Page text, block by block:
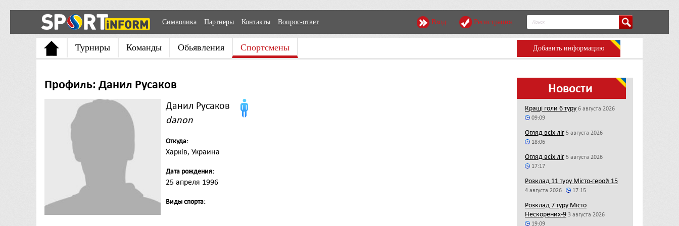
Символика Партнеры Контакты Вопрос-ответ Вход Регистрация
Турниры Команды Обьявления Спортсмены Добавить информацию
Профиль: Данил Русаков
Данил Русаков
danon
Откуда:
Харків, Украина
Дата рождения:
25 апреля 1996
Виды спорта:
Новости
Кращі голи 6 туру 6 августа 2026
09:09
Огляд всіх ліг 5 августа 2026
18:06
Огляд всіх ліг 5 августа 2026
17:17
Розклад 11 туру Місто-герой 15
4 августа 2026 17:15
Розклад 7 туру Місто
Нескорених-9 3 августа 2026
19:09